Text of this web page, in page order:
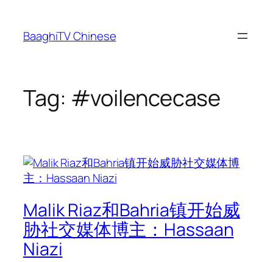
content
BaaghiTV Chinese
Tag: #voilencecase
Malik Riaz和Bahria镇开始威
胁社交媒体博主：Hassaan
Niazi